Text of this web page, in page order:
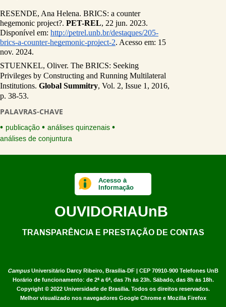
RESENDE, Ana Helena. BRICS: a counter
hegemonic project?. PET-REL, 22 jun. 2023.
Disponível em: http://petrel.unb.br/destaques/205-
brics-a-counter-hegemonic-project-2. Acesso em: 15
nov. 2024.
STUENKEL, Oliver. The BRICS: Seeking
Privileges by Constructing and Running Multilateral
Institutions. Global Summitry, Vol. 2, Issue 1, 2016,
p. 38-53.
PALAVRAS-CHAVE
publicação
análises quinzenais
análises de conjuntura
CampusUniversitário Darcy Ribeiro, Brasília-DF | CEP 70910-900 Telefones UnB
Horário de funcionamento: de 2ª a 6ª, das 7h às 23h. Sábado, das 8h às 18h.
Copyright © 2022 Universidade de Brasília. Todos os direitos reservados.
Melhor visualizado nos navegadores Google Chrome e Mozilla Firefox
Acesso à
Informação
OUVIDORIAUnB
TRANSPARÊNCIA E PRESTAÇÃO DE CONTAS